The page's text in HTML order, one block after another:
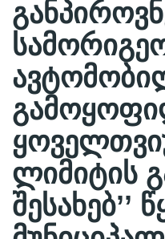
ლიმიტის
შესახებ’’